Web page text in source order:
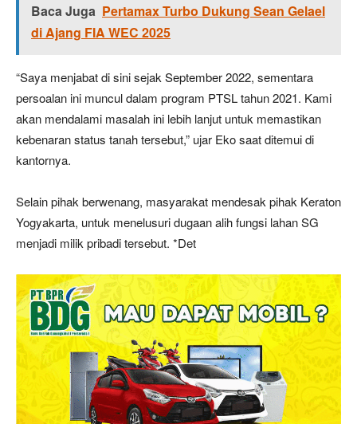
Baca Juga Pertamax Turbo Dukung Sean Gelael
di Ajang FIA WEC 2025
“Saya menjabat di sini sejak September 2022, sementara
persoalan ini muncul dalam program PTSL tahun 2021. Kami
akan mendalami masalah ini lebih lanjut untuk memastikan
kebenaran status tanah tersebut,” ujar Eko saat ditemui di
kantornya.
Selain pihak berwenang, masyarakat mendesak pihak Keraton
Yogyakarta, untuk menelusuri dugaan alih fungsi lahan SG
menjadi milik pribadi tersebut. *Det